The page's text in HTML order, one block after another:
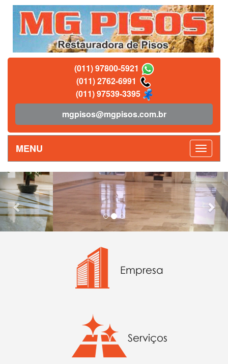
(011) 97800-5921
(011) 2762-6991
(011) 97539-3395
mgpisos@mgpisos.com.br
MENU
Previous